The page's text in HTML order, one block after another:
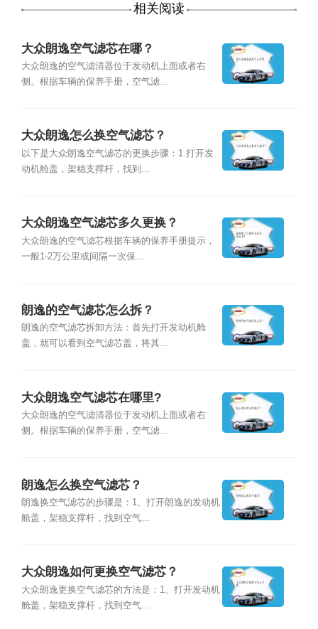
相关阅读
大众朗逸空气滤芯在哪？
大众朗逸的空气滤清器位于发动机上面或者右
侧。根据车辆的保养手册，空气滤...
大众朗逸怎么换空气滤芯？
以下是大众朗逸空气滤芯的更换步骤：1.打开发
动机舱盖，架稳支撑杆，找到...
大众朗逸空气滤芯多久更换？
大众朗逸的空气滤芯根据车辆的保养手册提示，
一般1-2万公里或间隔一次保...
朗逸的空气滤芯怎么拆？
朗逸的空气滤芯拆卸方法：首先打开发动机舱
盖，就可以看到空气滤芯盖，将其...
大众朗逸空气滤芯在哪里?
大众朗逸的空气滤清器位于发动机上面或者右
侧。根据车辆的保养手册，空气滤...
朗逸怎么换空气滤芯？
朗逸换空气滤芯的步骤是：1、打开朗逸的发动机
舱盖，架稳支撑杆，找到空气...
大众朗逸如何更换空气滤芯？
大众朗逸更换空气滤芯的方法是：1、打开发动机
舱盖，架稳支撑杆，找到空气...